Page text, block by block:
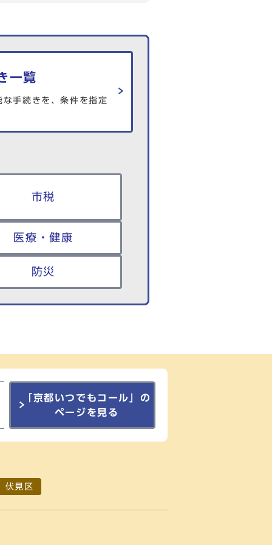
一覧
手続きを、条件を指定
市税
医療・健康
防災
「京都いつでもコール」の
ページを見る
伏見区